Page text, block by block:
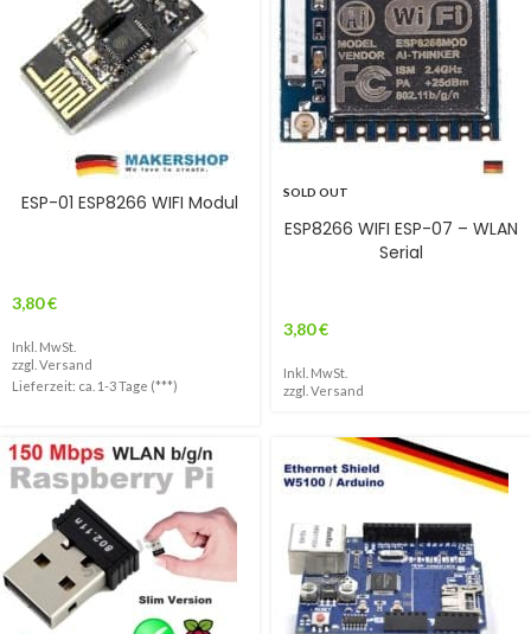
ESP-01 ESP8266 WIFI Modul
3,80€
Inkl. MwSt.
zzgl. Versand
Lieferzeit: ca. 1-3 Tage (***)
SOLD OUT
ESP8266 WIFI ESP-07 – WLAN
Serial
3,80€
Inkl. MwSt.
zzgl. Versand